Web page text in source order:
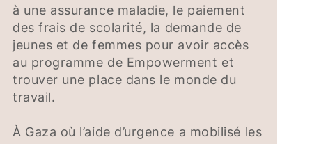
à une assurance maladie, le paiement
des frais de scolarité, la demande de
jeunes et de femmes pour avoir accès
au programme de Empowerment et
trouver une place dans le monde du
travail.
À Gaza où l’aide d’urgence a mobilisé les